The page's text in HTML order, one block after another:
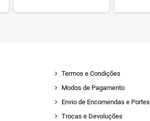
Termos e Condições
Modos de Pagamento
Envio de Encomendas e Portes
Trocas e Devoluções